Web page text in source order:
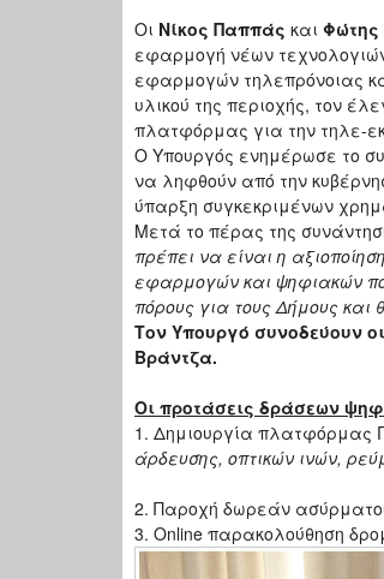
Οι Νίκος Παππάς και Φώτης
εφαρμογή νέων
εφαρμογών τηλεπρόνοιας
υλικού της περιοχής, τον
πλατφόρμας για την τηλε-
Ο Υπουργός ενημέρωσε το
να ληφθούν από την
ύπαρξη συγκεκριμένων
Μετά το πέρας της
πρέπει να είναι η
εφαρμογών και ψηφιακών
πόρους για τους Δήμους και
Τον Υπουργό συνοδεύουν
Βράντζα.
Οι προτάσεις δράσεων
1. Δημιουργία πλατφόρμας
άρδευσης, οπτικών ινών,
2. Παροχή δωρεάν
3. Online παρακολούθηση